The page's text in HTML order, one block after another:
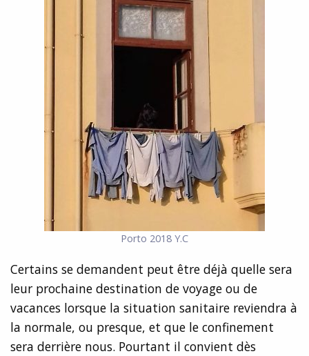
Porto 2018 Y.C
Certains se demandent peut être déjà quelle sera
leur prochaine destination de voyage ou de
vacances lorsque la situation sanitaire reviendra à
la normale, ou presque, et que le confinement
sera derrière nous. Pourtant il convient dès